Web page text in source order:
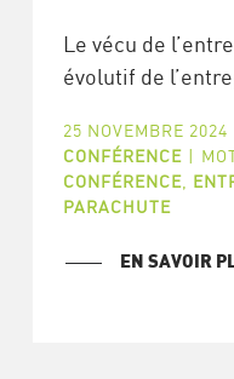
Le vécu de
évolutif de
25 NOVEMBRE 2024
CONFÉRENCE |
CONFÉRENCE,
PARACHUTE
EN SAVOIR